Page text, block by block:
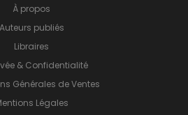
À propos
Auteurs publiés
Libraires
& Confidentialité
Générales de Ventes
Légales